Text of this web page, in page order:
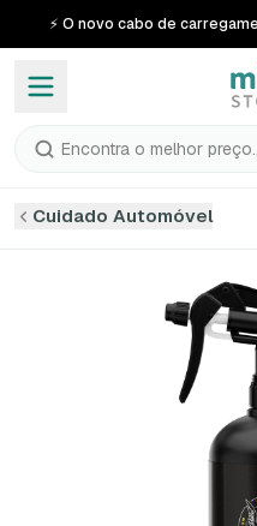
⚡ O novo cabo de
Encontra o melhor
Cuidado Automóvel